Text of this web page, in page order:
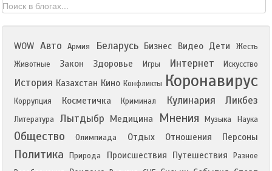
WOW Авто Армия Беларусь Бизнес Видео Дети
Жесть
Животные
Закон Здоровье Игры Интернет Искусство
История Казахстан Кино Конфликты Коронавирус
Коррупция Косметичка Криминал Кулинария Ликбез
Литература Лытдыбр Медицина Мнения Музыка Наука
Общество Олимпиада Отдых Отношения Персоны
Политика Природа Происшествия Путешествия
Разное